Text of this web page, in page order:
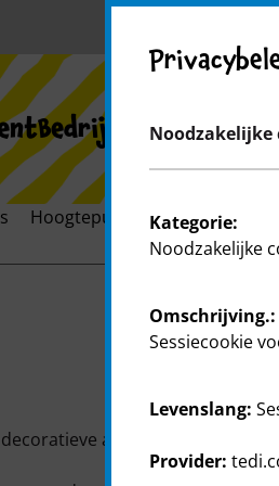
Bedrijf Expansie
Hoogtepunten Feest &
artikelen van TEDi.
Noodzakelijke
Kategorie:
Noodzakelijke
Omschrijving.:
Sessiecookie
Levenslang:
Provider: